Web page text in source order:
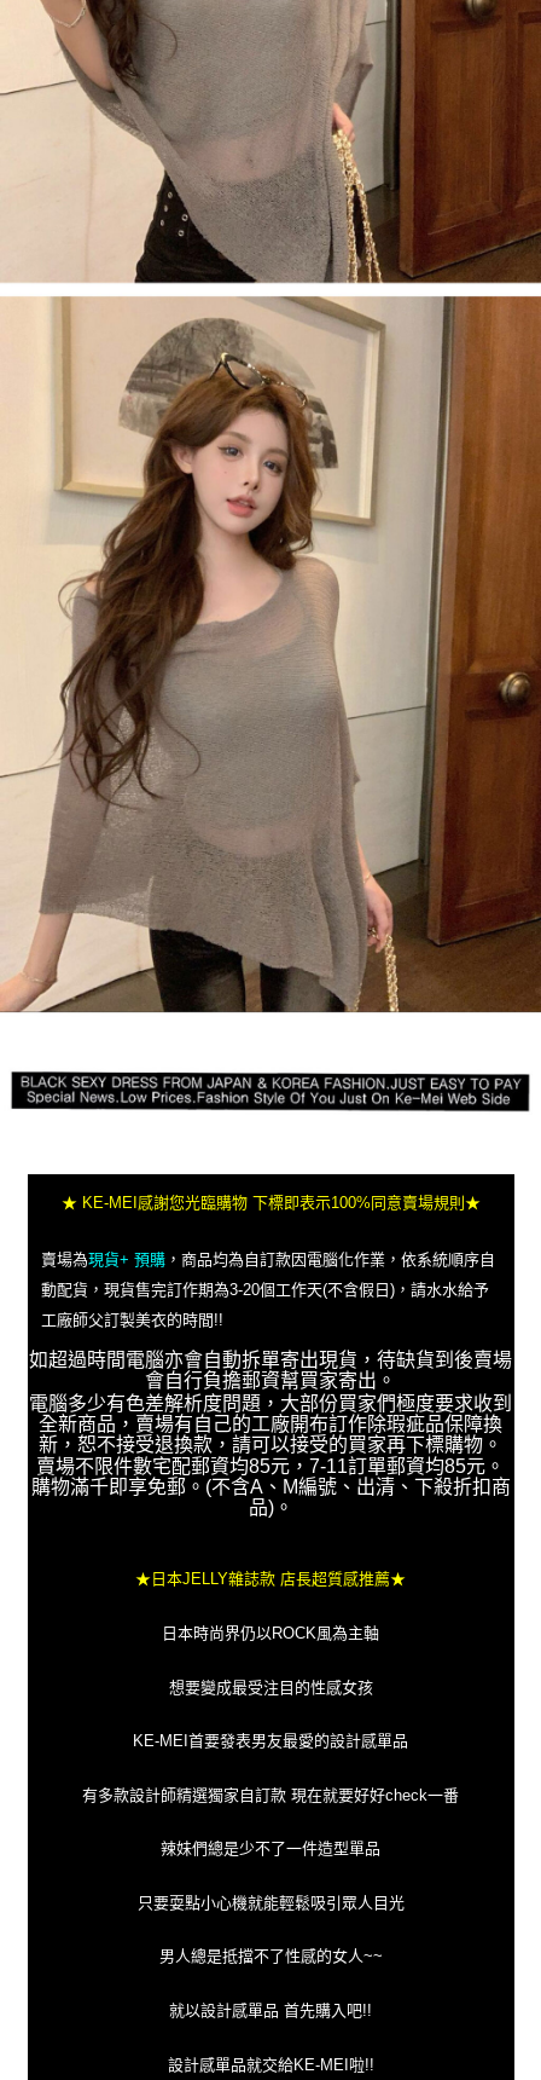
★ KE-MEI感謝您光臨購物 下標即表示100%同意賣場規則★
賣場為現貨+ 預購，商品均為自訂款因電腦化作業，依系統順序自
動配貨，現貨售完訂作期為3-20個工作天(不含假日)，請水水給予
工廠師父訂製美衣的時間!!
如超過時間電腦亦會自動拆單寄出現貨，待缺貨到後賣場
會自行負擔郵資幫買家寄出。
電腦多少有色差解析度問題，大部份買家們極度要求收到
全新商品，賣場有自己的工廠開布訂作除瑕疵品保障換
新，恕不接受退換款，請可以接受的買家再下標購物。
賣場不限件數宅配郵資均85元，7-11訂單郵資均85元。
購物滿千即享免郵。(不含A、M編號、出清、下殺折扣商
品)。
★日本JELLY雜誌款 店長超質感推薦★
日本時尚界仍以ROCK風為主軸
想要變成最受注目的性感女孩
KE-MEI首要發表男友最愛的設計感單品
有多款設計師精選獨家自訂款 現在就要好好check一番
辣妹們總是少不了一件造型單品
只要耍點小心機就能輕鬆吸引眾人目光
男人總是抵擋不了性感的女人~~
就以設計感單品 首先購入吧!!
設計感單品就交給KE-MEI啦!!